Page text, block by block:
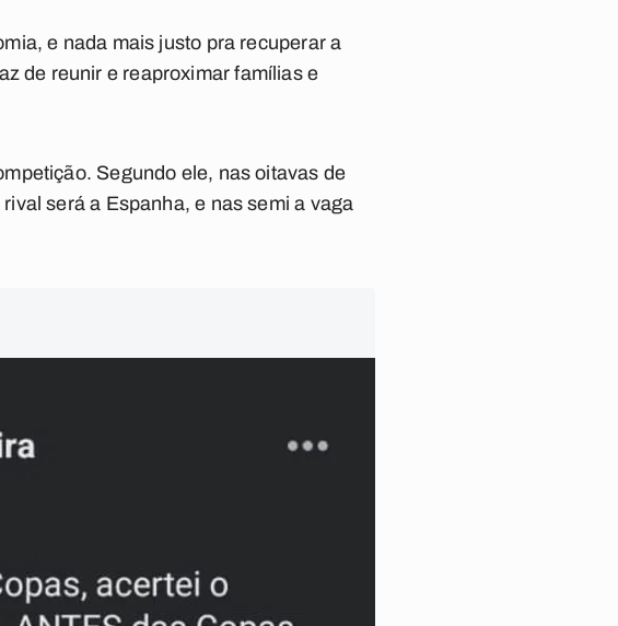
e nada mais justo pra recuperar a
de reunir e reaproximar famílias e
Segundo ele, nas oitavas de
será a Espanha, e nas semi a vaga